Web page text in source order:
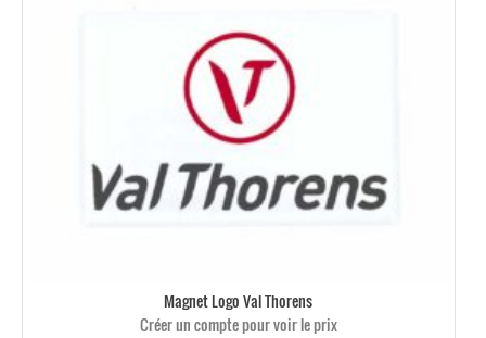
Magnet Logo Val Thorens
Créer un compte pour voir le prix